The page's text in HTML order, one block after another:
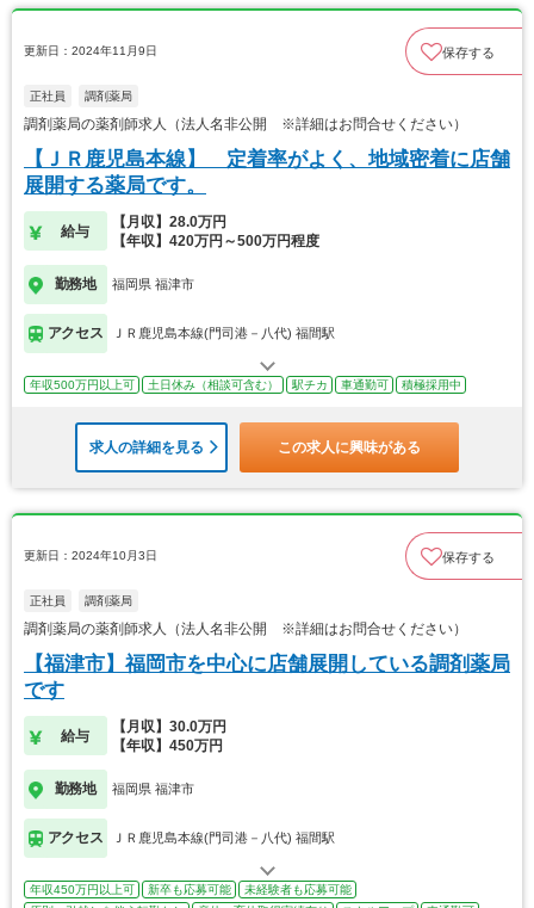
更新日：2024年11月9日 保存する
正社員 調剤薬局
調剤薬局の薬剤師求人（法人名非公開 ※詳細はお問合せください）
【ＪＲ鹿児島本線】 定着率がよく、地域密着に店舗
展開する薬局です。
給与
【月収】28.0万円
【年収】420万円～500万円程度
勤務地 福岡県 福津市
アクセス ＪＲ鹿児島本線(門司港－八代) 福間駅
年収500万円以上可 土日休み（相談可含む） 駅チカ 車通勤可 積極採用中
求人の詳細を見る この求人に興味がある
更新日：2024年10月3日 保存する
正社員 調剤薬局
調剤薬局の薬剤師求人（法人名非公開 ※詳細はお問合せください）
【福津市】福岡市を中心に店舗展開している調剤薬局
です
給与
【月収】30.0万円
【年収】450万円
勤務地 福岡県 福津市
アクセス ＪＲ鹿児島本線(門司港－八代) 福間駅
年収450万円以上可 新卒も応募可能
未経験者も応募可能